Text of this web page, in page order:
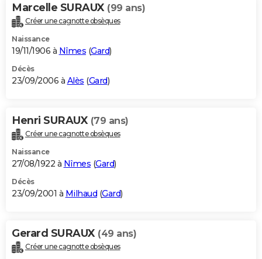
Marcelle SURAUX (99 ans)
Créer une cagnotte obsèques
Naissance
19/11/1906 à Nîmes (Gard)
Décès
23/09/2006 à Alès (Gard)
Henri SURAUX (79 ans)
Créer une cagnotte obsèques
Naissance
27/08/1922 à Nîmes (Gard)
Décès
23/09/2001 à Milhaud (Gard)
Gerard SURAUX (49 ans)
Créer une cagnotte obsèques